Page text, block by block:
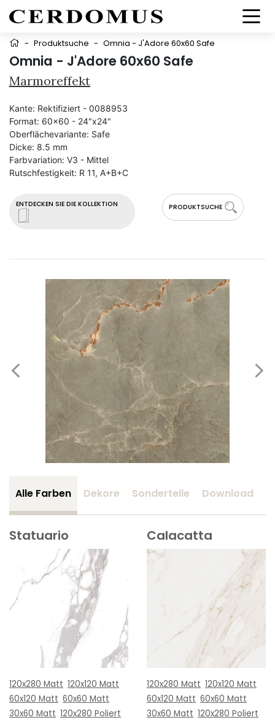
- Produktsuche - Omnia - J'Adore 60x60 Safe
Omnia - J'Adore 60x60 Safe
Marmoreffekt
ENTDECKEN SIE DIE KOLLEKTION PRODUKTSUCHE
Kante: Rektifiziert - 0088953
Format: 60x60 - 24"x24"
Oberflächevariante: Safe
Dicke: 8.5 mm
Farbvariation: V3 - Mittel
Rutschfestigkeit: R 11, A+B+C
Alle Farben Dekore Sonderteile Download
Statuario
120x280 Matt 120x120 Matt
60x120 Matt 60x60 Matt
30x60 Matt 120x280 Poliert
Calacatta
120x280 Matt 120x120 Matt
60x120 Matt 60x60 Matt
30x60 Matt 120x280 Poliert